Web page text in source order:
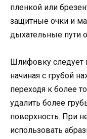
пленкой или
защитные очки и
дыхательные пути
Шлифовку следует
начиная с грубой
переходя к более
удалить более
поверхность. При
использовать